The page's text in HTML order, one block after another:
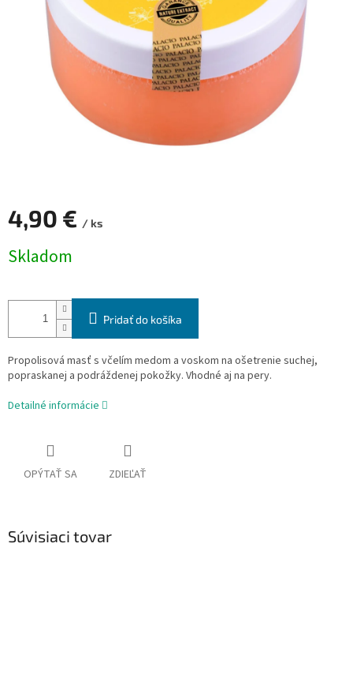
4,90 € / ks
cena:
Skladom
Pridať do košíka
Propolisová masť s včelím medom a voskom na ošetrenie suchej,
popraskanej a podráždenej pokožky. Vhodné aj na pery.
Detailné informácie
OPÝTAŤ SA ZDIEĽAŤ
Súvisiaci tovar